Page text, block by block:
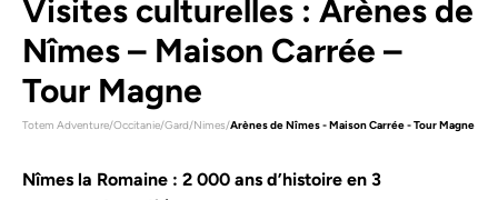
Visites culturelles : Arènes de
Nîmes – Maison Carrée –
Tour Magne
Totem Adventure/Occitanie/Gard/Nimes/Arènes de Nîmes - Maison Carrée - Tour Magne
Nîmes la Romaine : 2 000 ans d’histoire en 3